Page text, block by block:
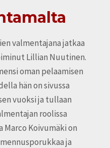
valmentajana jatkaa
Lillian Nuutinen.
oman pelaamisen
hän on sivussa
vuoksi ja tullaan
roolissa
Marco Koivumäki on
ja